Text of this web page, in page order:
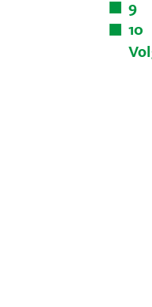
9
10